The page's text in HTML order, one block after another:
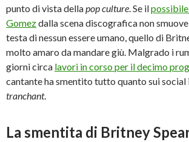
punto di vista dellapop culture . Se il
Gomezdalla scena discografica non
testa di nessun essere umano, quello di
molto amaro da mandare giù. Malgrado i
giorni circa lavori in corso per il decimo
cantante ha smentito tutto quanto sui
tranchant.
La smentita di Britney